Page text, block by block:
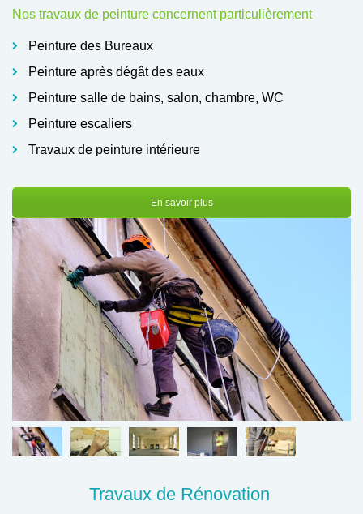
Nos travaux de peinture concernent particulièrement
Peinture des Bureaux
Peinture après dégât des eaux
Peinture salle de bains, salon, chambre, WC
Peinture escaliers
Travaux de peinture intérieure
En savoir plus
Travaux de Rénovation